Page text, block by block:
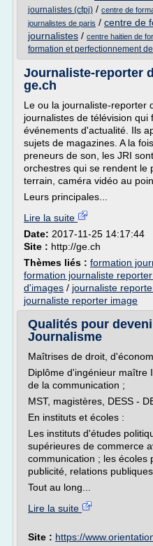
journalistes (cfpj) / centre de
journalistes de paris / centre de
journalistes / centre haitien de
formation et perfectionnement
Journaliste-reporter
ge.ch
Le ou la journaliste-reporter
journalistes de télévision
événements d'actualité. Ils
sujets de magazines. A la
preneurs de son, les JRI
orchestres qui se rendent le
terrain, caméra vidéo au
Leurs principales...
Lire la suite
Date: 2017-11-25 14:17:44
Site : http://ge.ch
Thèmes liés : formation
formation journaliste
d'images / journaliste
journaliste reporter image
Qualités pour
Journalisme
Maîtrises de droit,
Diplôme d'ingénieur maître
de la communication ;
MST, magistères, DESS -
En instituts et écoles :
Les instituts d'études
supérieures de commerce
communication ; les écoles
publicité, relations
Tout au long...
Lire la suite
Site : https://